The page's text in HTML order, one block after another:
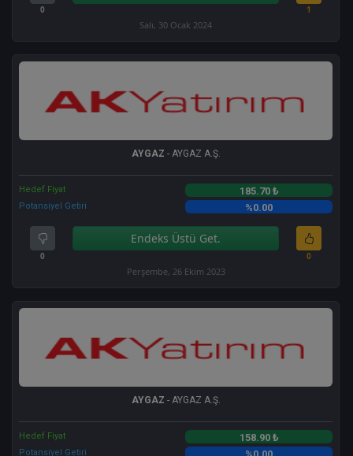
0 1
Salı, 30 Ocak 2024
AYGAZ - AYGAZ A.Ş.
Hedef Fiyat 185.70 ₺
Potansiyel Getiri %0.00
0
Endeks Üstü Get.
0
Perşembe, 26 Ekim 2023
AYGAZ - AYGAZ A.Ş.
Hedef Fiyat 158.90 ₺
Potansiyel Getiri